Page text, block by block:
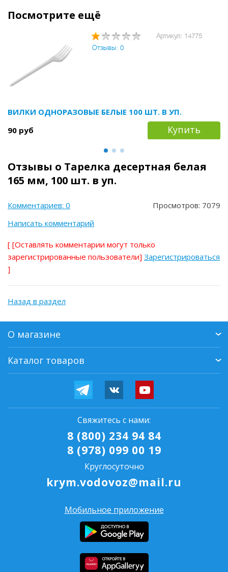
Посмотрите ещё
Артикул: 14775
Отзывы: 0
ВИЛКИ ОДНОРАЗОВЫЕ БЕЛЫЕ 100 ШТ. В УП.
90 руб
Купить
Отзывы о Тарелка десертная белая
165 мм, 100 шт. в уп.
Комментариев: 0
Просмотров: 7079
Написать комментарий
[ [Оставлять комментарии могут только
зарегистрированные пользователи] Зарегистрироваться
]
Назад в раздел
О магазине
Каталог товаров
Свяжитесь с нами:
8 (800) 234 94 84
8 (978) 099 00 19
Круглосуточно
krym.vodovoz@mail.ru
Мобильное приложение